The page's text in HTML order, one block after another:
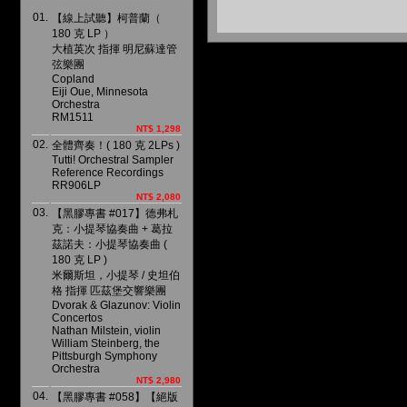
01.
【線上試聽】柯普蘭（
180 克 LP ）
大植英次 指揮 明尼蘇達管
弦樂團
Copland
Eiji Oue, Minnesota
Orchestra
RM1511
NT$ 1,298
02. 全體齊奏！( 180 克 2LPs )
Tutti! Orchestral Sampler
Reference Recordings
RR906LP
NT$ 2,080
03.
【黑膠專書 #017】德弗札
克：小提琴協奏曲 + 葛拉
茲諾夫：小提琴協奏曲 (
180 克 LP )
米爾斯坦，小提琴 / 史坦伯
格 指揮 匹茲堡交響樂團
Dvorak & Glazunov: Violin
Concertos
Nathan Milstein, violin
William Steinberg, the
Pittsburgh Symphony
Orchestra
NT$ 2,980
04.
【黑膠專書 #058】【絕版